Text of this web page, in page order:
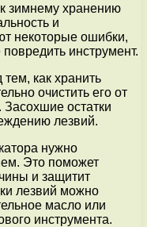
зимнему хранению
и
некоторые ошибки,
инструмент.
тем, как хранить
очистить его от
Засохшие остатки
лезвий.
нужно
Это поможет
и защитит
лезвий можно
масло или
инструмента.